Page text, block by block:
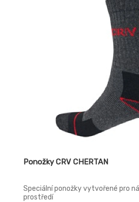
Ponožky CRV CHERTAN
Speciální ponožky vytvořené pro
prostředí